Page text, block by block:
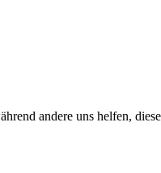
andere uns helfen,